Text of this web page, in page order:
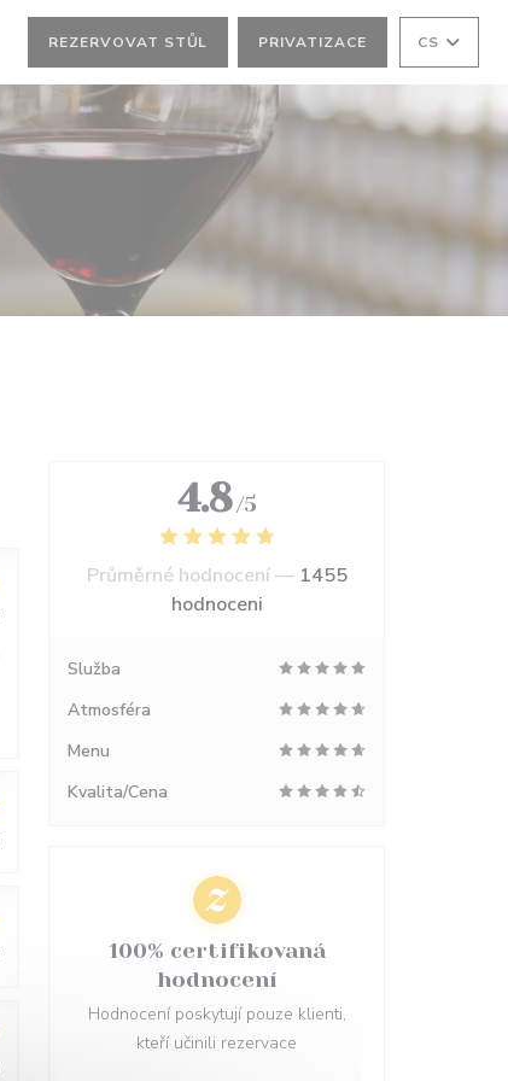
REZERVOVAT STŮL PRIVATIZACE CS
4.8 /5
Průměrné hodnocení — 1455
hodnoceni
Služba
Atmosféra
Menu
Kvalita/Cena
100% certifikovaná
hodnocení
Hodnocení poskytují pouze klienti,
kteří učinili rezervace